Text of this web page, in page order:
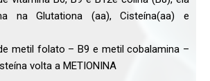
na Glutationa (aa), Cisteína(aa) e
metil folato – B9 e metil cobalamina –
volta a METIONINA